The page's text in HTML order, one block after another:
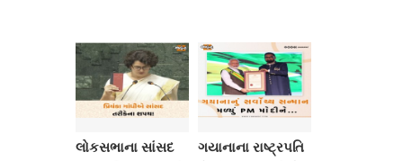
લોકસભાના સાંસદ
ગયાનાના રાષ્ટ્રપતિ